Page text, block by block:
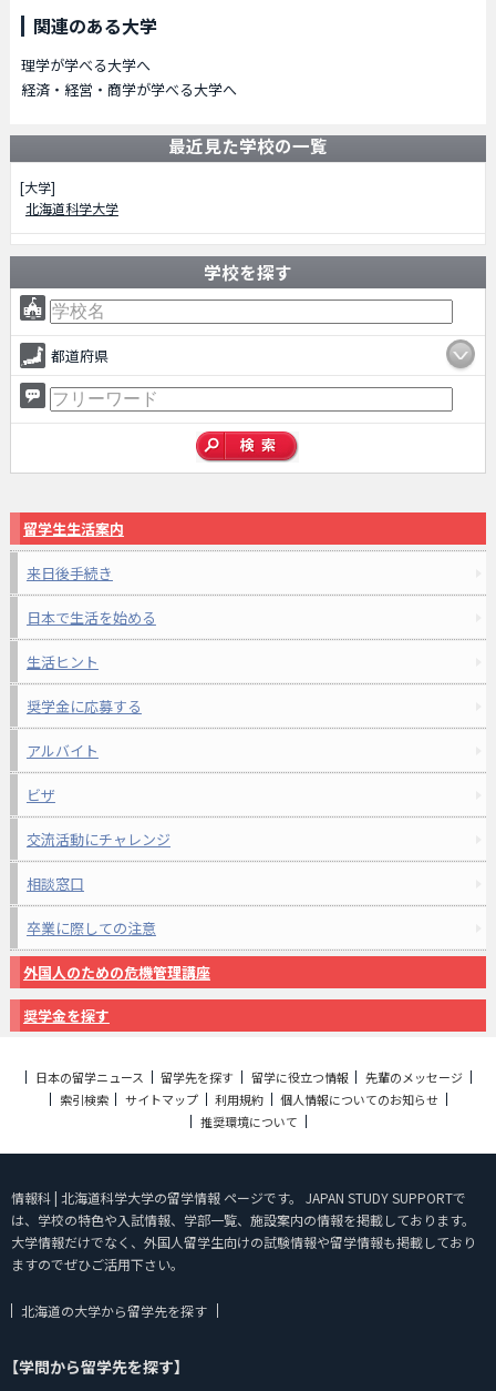
関連のある大学
理学が学べる大学へ
経済・経営・商学が学べる大学へ
最近見た学校の一覧
[大学]
北海道科学大学
学校を探す
都道府県
留学生生活案内
来日後手続き
日本で生活を始める
生活ヒント
奨学金に応募する
アルバイト
ビザ
交流活動にチャレンジ
相談窓口
卒業に際しての注意
外国人のための危機管理講座
奨学金を探す
日本の留学ニュース 留学先を探す 留学に役立つ情報
先輩のメッセージ
索引検索
サイトマップ 利用規約
個人情報についてのお知らせ
推奨環境について
情報科 | 北海道科学大学の留学情報 ページです。 JAPAN STUDY SUPPORTで
は、学校の特色や入試情報、学部一覧、施設案内の情報を掲載しております。
大学情報だけでなく、外国人留学生向けの試験情報や留学情報も掲載しており
ますのでぜひご活用下さい。
北海道の大学から留学先を探す
【学問から留学先を探す】